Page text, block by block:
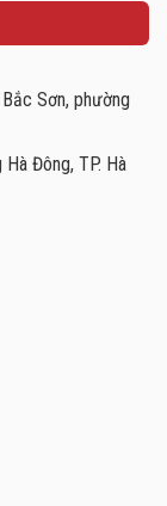
Sơn, phường
Đông, TP. Hà